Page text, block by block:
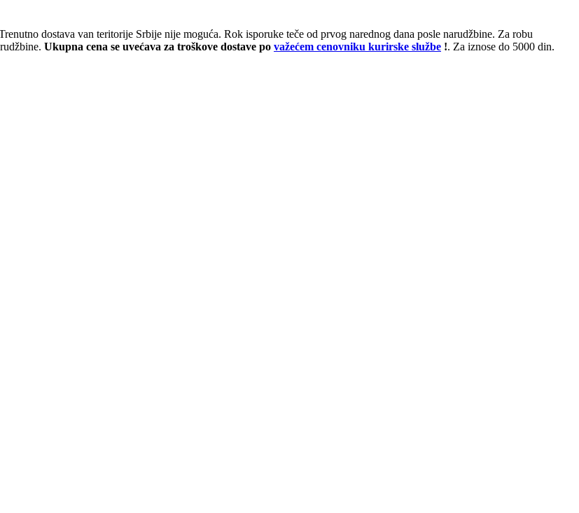
dostava van teritorije Srbije nije moguća. Rok isporuke teče od prvog narednog dana posle narudžbine. Za robu
Ukupna cena se uvećava za troškove dostave po važećem cenovniku kurirske službe !. Za iznose do 5000 din.